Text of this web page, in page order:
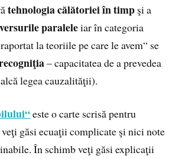
tehnologia călătoriei în timp şi a
paraleleiar în categoria
la teoriile pe care le avem“ se
– capacitatea de a prevedea
legea cauzalităţii).
este o carte scrisă pentru
găsi ecuaţii complicate şi nici note
În schimb veţi găsi explicaţii